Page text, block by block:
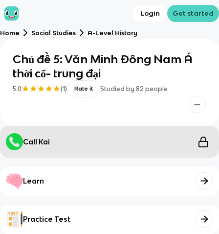
Login Get started
Home Social Studies A-Level History
Chủ đề 5: Văn Minh Đông Nam Á
thời cổ- trung đại
5.0 (1) Rate it Studied by 82 people
Call Kai
Learn
Practice Test